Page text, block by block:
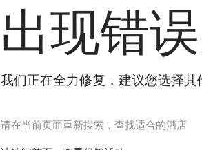
出现错误
我们正在全力修复，建议您选择其
请在当前页面重新搜索，查找适合的酒店